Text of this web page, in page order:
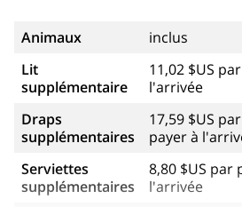
Animaux
inclus
Lit
supplémentaire
11,02 $US
l'arrivée
Draps
supplémentaires
17,59 $US
payer à
Serviettes
supplémentaires
8,80 $US par
l'arrivée